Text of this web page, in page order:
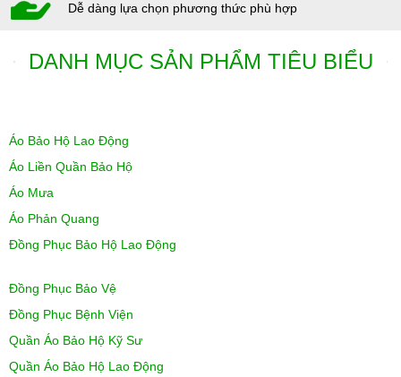
Dễ dàng lựa chọn phương thức phù hợp
DANH MỤC SẢN PHẨM TIÊU BIỂU
Áo Bảo Hộ Lao Động
Áo Liền Quần Bảo Hộ
Áo Mưa
Áo Phản Quang
Đồng Phục Bảo Hộ Lao Động
Đồng Phục Bảo Vệ
Đồng Phục Bệnh Viện
Quần Áo Bảo Hộ Kỹ Sư
Quần Áo Bảo Hộ Lao Động